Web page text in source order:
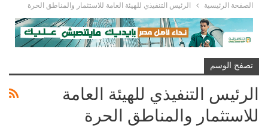
الصفحة الرئيسية الرئيس التنفيذي للهيئة العامة للاستثمار والمناطق الحرة
تصفح الوسم
الرئيس التنفيذي للهيئة العامة
للاستثمار والمناطق الحرة